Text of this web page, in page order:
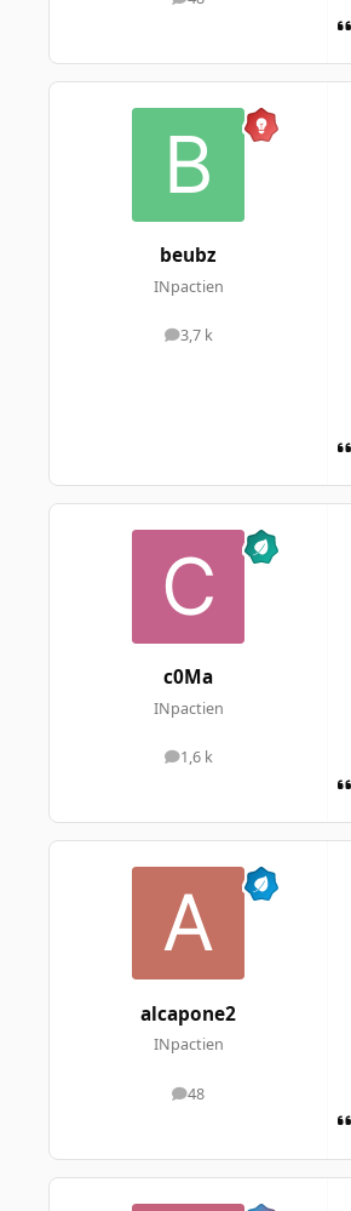
messages
beubz
INpactien
3,7 k
messages
c0Ma
INpactien
1,6 k
messages
alcapone2
INpactien
48
messages